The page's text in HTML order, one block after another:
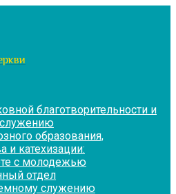
благотворительности и
образования,
и катехизации:
с молодежью
отдел
служению